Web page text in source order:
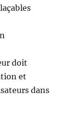
doit
et
dans